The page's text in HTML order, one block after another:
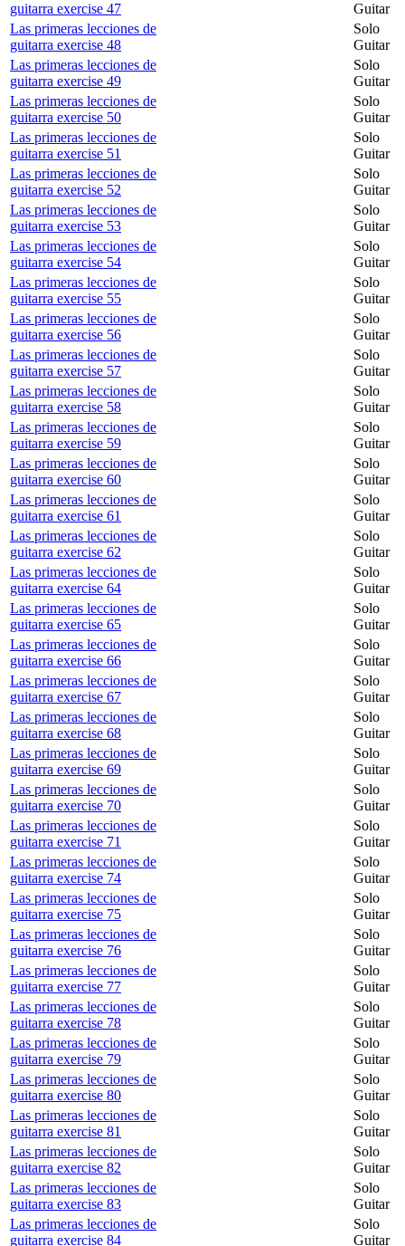
guitarra exercise 47
Guitar
Las primeras lecciones de
guitarra exercise 48
Solo
Guitar
Las primeras lecciones de
guitarra exercise 49
Solo
Guitar
Las primeras lecciones de
guitarra exercise 50
Solo
Guitar
Las primeras lecciones de
guitarra exercise 51
Solo
Guitar
Las primeras lecciones de
guitarra exercise 52
Solo
Guitar
Las primeras lecciones de
guitarra exercise 53
Solo
Guitar
Las primeras lecciones de
guitarra exercise 54
Solo
Guitar
Las primeras lecciones de
guitarra exercise 55
Solo
Guitar
Las primeras lecciones de
guitarra exercise 56
Solo
Guitar
Las primeras lecciones de
guitarra exercise 57
Solo
Guitar
Las primeras lecciones de
guitarra exercise 58
Solo
Guitar
Las primeras lecciones de
guitarra exercise 59
Solo
Guitar
Las primeras lecciones de
guitarra exercise 60
Solo
Guitar
Las primeras lecciones de
guitarra exercise 61
Solo
Guitar
Las primeras lecciones de
guitarra exercise 62
Solo
Guitar
Las primeras lecciones de
guitarra exercise 64
Solo
Guitar
Las primeras lecciones de
guitarra exercise 65
Solo
Guitar
Las primeras lecciones de
guitarra exercise 66
Solo
Guitar
Las primeras lecciones de
guitarra exercise 67
Solo
Guitar
Las primeras lecciones de
guitarra exercise 68
Solo
Guitar
Las primeras lecciones de
guitarra exercise 69
Solo
Guitar
Las primeras lecciones de
guitarra exercise 70
Solo
Guitar
Las primeras lecciones de
guitarra exercise 71
Solo
Guitar
Las primeras lecciones de
guitarra exercise 74
Solo
Guitar
Las primeras lecciones de
guitarra exercise 75
Solo
Guitar
Las primeras lecciones de
guitarra exercise 76
Solo
Guitar
Las primeras lecciones de
guitarra exercise 77
Solo
Guitar
Las primeras lecciones de
guitarra exercise 78
Solo
Guitar
Las primeras lecciones de
guitarra exercise 79
Solo
Guitar
Las primeras lecciones de
guitarra exercise 80
Solo
Guitar
Las primeras lecciones de
guitarra exercise 81
Solo
Guitar
Las primeras lecciones de
guitarra exercise 82
Solo
Guitar
Las primeras lecciones de
guitarra exercise 83
Solo
Guitar
Las primeras lecciones de
guitarra exercise 84
Solo
Guitar